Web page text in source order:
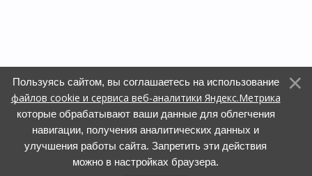
Пользуясь сайтом, вы соглашаетесь на использование
файлов cookie и сервиса веб-аналитики Яндекс.Метрика
которые обрабатывают ваши данные для облегчения
навигации, получения аналитических данных и
улучшения работы сайта. Запретить эти действия
можно в настройках браузера.